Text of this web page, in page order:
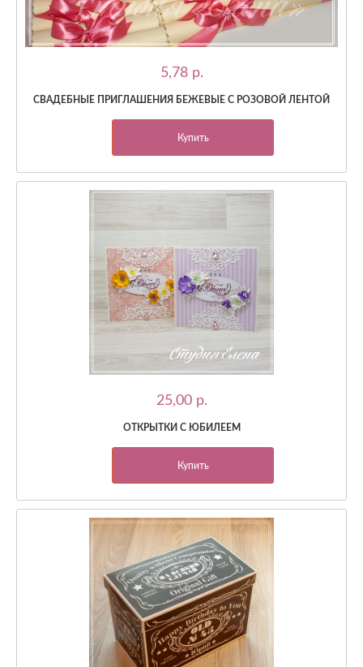
5,78 p.
СВАДЕБНЫЕ ПРИГЛАШЕНИЯ БЕЖЕВЫЕ С РОЗОВОЙ ЛЕНТОЙ
Купить
25,00 p.
ОТКРЫТКИ С ЮБИЛЕЕМ
Купить